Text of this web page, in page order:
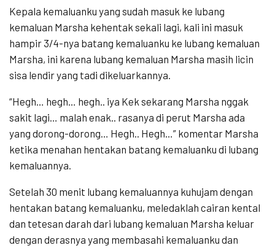
Kepala kemaluanku yang sudah masuk ke lubang
kemaluan Marsha kehentak sekali lagi, kali ini masuk
hampir 3/4-nya batang kemaluanku ke lubang kemaluan
Marsha, ini karena lubang kemaluan Marsha masih licin
sisa lendir yang tadi dikeluarkannya.
“Hegh… hegh… hegh.. iya Kek sekarang Marsha nggak
sakit lagi… malah enak.. rasanya di perut Marsha ada
yang dorong-dorong… Hegh.. Hegh…” komentar Marsha
ketika menahan hentakan batang kemaluanku di lubang
kemaluannya.
Setelah 30 menit lubang kemaluannya kuhujam dengan
hentakan batang kemaluanku, meledaklah cairan kental
dan tetesan darah dari lubang kemaluan Marsha keluar
dengan derasnya yang membasahi kemaluanku dan